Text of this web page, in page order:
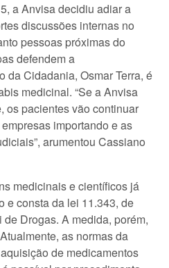
a Anvisa decidiu adiar a
discussões internas no
pessoas próximas do
defendem a
da Cidadania, Osmar Terra, é
medicinal. “Se a Anvisa
os pacientes vão continuar
importando e as
arumentou Cassiano
medicinais e científicos já
e consta da lei 11.343, de
Drogas. A medida, porém,
as normas da
de medicamentos